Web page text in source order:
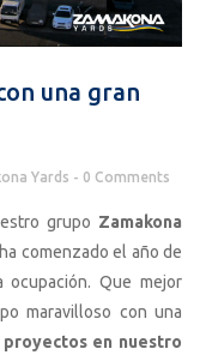
una gran
Yards 0 Comments
grupo Zamakona
ha comenzado el año de
ocupación. Que mejor
maravilloso con una
en nuestro